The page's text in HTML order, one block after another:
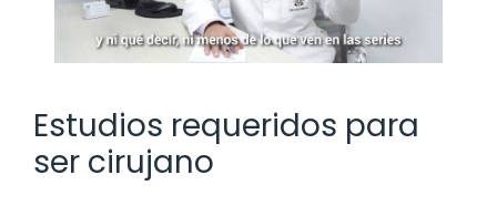
Estudios requeridos para
ser cirujano